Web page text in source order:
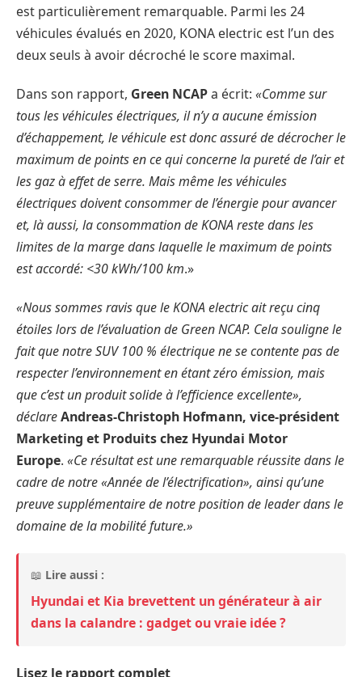
est particulièrement remarquable. Parmi les 24
véhicules évalués en 2020, KONA electric est l’un des
deux seuls à avoir décroché le score maximal.
Dans son rapport, Green NCAPa écrit: «Comme sur
tous les véhicules électriques, il n’y a aucune émission
d’échappement, le véhicule est donc assuré de décrocher le
maximum de points en ce qui concerne la pureté de l’air et
les gaz à effet de serre. Mais même les véhicules
électriques doivent consommer de l’énergie pour avancer
et, là aussi, la consommation de KONA reste dans les
limites de la marge dans laquelle le maximum de points
est accordé: <30 kWh/100 km.»
«Nous sommes ravis que le KONA electric ait reçu cinq
étoiles lors de l’évaluation de Green NCAP. Cela souligne le
fait que notre SUV 100 % électrique ne se contente pas de
respecter l’environnement en étant zéro émission, mais
que c’est un produit solide à l’efficience excellente»,
déclareAndreas-Christoph Hofmann, vice-président
Marketing et Produits chez Hyundai Motor
Europe. «Ce résultat est une remarquable réussite dans le
cadre de notre «Année de l’électrification», ainsi qu’une
preuve supplémentaire de notre position de leader dans le
domaine de la mobilité future.»
📖 Lire aussi :
Hyundai et Kia brevettent un générateur à air
dans la calandre : gadget ou vraie idée ?
Lisez le rapport complet